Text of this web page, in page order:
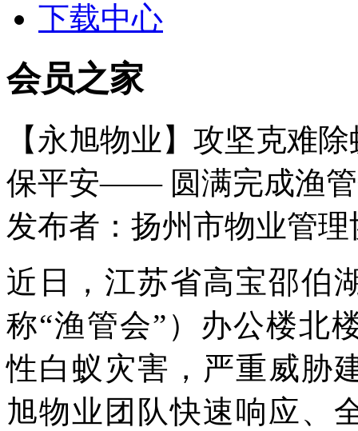
下载中心
会员之家
【永旭物业】攻坚克难
保平安—— 圆满完成渔管
发布者：扬州市物业管
近日，江苏省高宝邵伯
称“渔管会”）办公楼北
性白蚁灾害 ， 严重威胁
旭物业团队快速响应、